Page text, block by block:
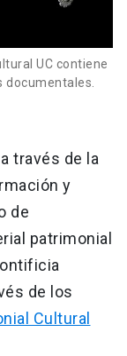
UC contiene
documentales.
a través de la
y
de
patrimonial
de los
Cultural